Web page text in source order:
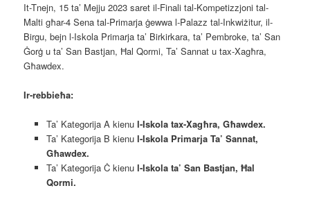
It-Tnejn, 15 ta’ Mejju 2023 saret il-Finali tal-Kompetizzjoni tal-
Malti għar-4 Sena tal-Primarja ġewwa l-Palazz tal-Inkwiżitur, il-
Birgu, bejn l-Iskola Primarja ta’ Birkirkara, ta’ Pembroke, ta’ San
Ġorġ u ta’ San Bastjan, Ħal Qormi, Ta’ Sannat u tax-Xagħra,
Għawdex.
Ir-rebbieħa:
Ta’ Kategorija A kienu l-Iskola tax-Xagħra, Għawdex.
Ta’ Kategorija B kienu l-Iskola Primarja Ta’ Sannat,
Għawdex.
Ta’ Kategorija Ċ kienu l-Iskola ta’ San Bastjan, Ħal
Qormi.